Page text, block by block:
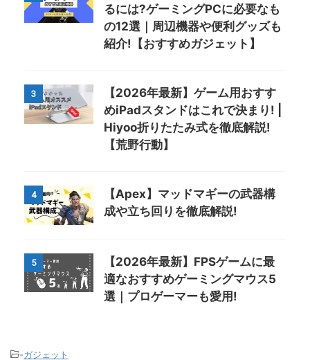
るには?ゲーミングPCに必要なも
の12選｜周辺機器や便利グッズも
紹介!【おすすめガジェット】
3
【2026年最新】ゲーム用おすす
めiPadスタンドはこれで決まり! |
Hiyoo折りたたみ式を徹底解説!
【荒野行動】
4
【Apex】マッドマギーの武器構
成や立ち回りを徹底解説!
5
【2026年最新】FPSゲームに最
適なおすすめゲーミングマウス5
選｜プロゲーマーも愛用!
-ガジェット